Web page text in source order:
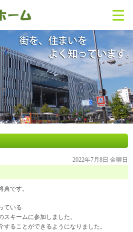
2022年7月8日 金曜日
典です。
ている
キームに参加しました。
することができるようになりました。